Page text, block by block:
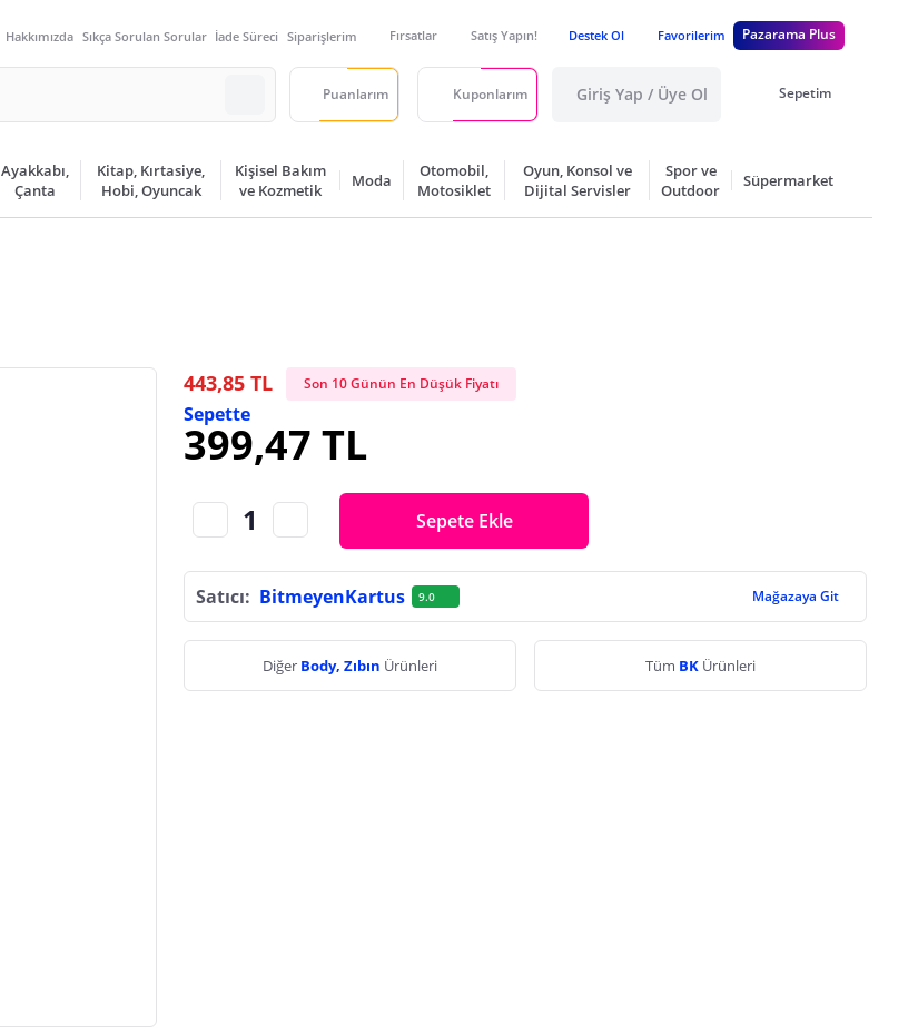
Hakkımızda Sıkça Sorulan Sorular İade Süreci Siparişlerim Fırsatlar Satış Yapın! Destek Ol Favorilerim Pazarama Plus
Puanlarım Kuponlarım Giriş Yap / Üye Ol Sepetim
Ayakkabı,
Çanta
Kitap, Kırtasiye,
Hobi, Oyuncak
Kişisel Bakım
ve Kozmetik
Moda
Otomobil,
Motosiklet
Oyun, Konsol ve
Dijital Servisler
Spor ve
Outdoor
Süpermarket
443,85 TL Son 10 Günün En Düşük Fiyatı
Sepette
399,47 TL
Sepete Ekle
Satıcı: BitmeyenKartus 9.0 Mağazaya Git
Diğer Body, Zıbın Ürünleri Tüm BK Ürünleri